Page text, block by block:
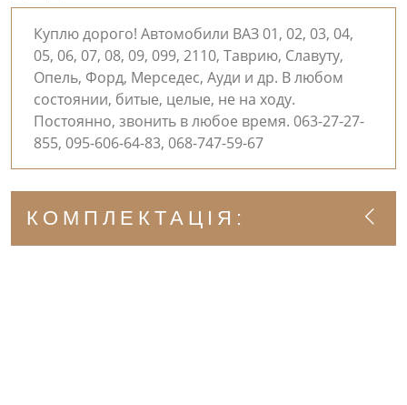
Куплю дорого! Автомобили ВАЗ 01, 02, 03, 04,
05, 06, 07, 08, 09, 099, 2110, Таврию, Славуту,
Опель, Форд, Мерседес, Ауди и др. В любом
состоянии, битые, целые, не на ходу.
Постоянно, звонить в любое время. 063-27-27-
855, 095-606-64-83, 068-747-59-67
КОМПЛЕКТАЦІЯ: